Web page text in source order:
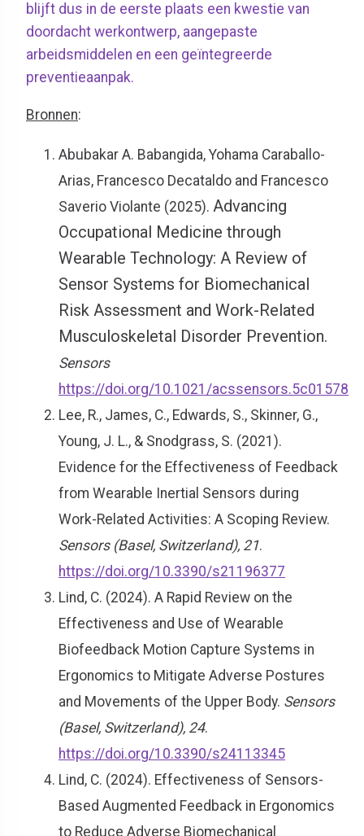
blijft dus in de eerste plaats een kwestie van
doordacht werkontwerp, aangepaste
arbeidsmiddelen en een geïntegreerde
preventieaanpak.
Bronnen:
Abubakar A. Babangida, Yohama Caraballo-
Arias, Francesco Decataldo and Francesco
Saverio Violante (2025). Advancing
Occupational Medicine through
Wearable Technology: A Review of
Sensor Systems for Biomechanical
Risk Assessment and Work-Related
Musculoskeletal Disorder Prevention.
Sensors
https://doi.org/10.1021/acssensors.5c01578
Lee, R., James, C., Edwards, S., Skinner, G.,
Young, J. L., & Snodgrass, S. (2021).
Evidence for the Effectiveness of Feedback
from Wearable Inertial Sensors during
Work-Related Activities: A Scoping Review.
Sensors (Basel, Switzerland), 21.
https://doi.org/10.3390/s21196377
Lind, C. (2024). A Rapid Review on the
Effectiveness and Use of Wearable
Biofeedback Motion Capture Systems in
Ergonomics to Mitigate Adverse Postures
and Movements of the Upper Body. Sensors
(Basel, Switzerland), 24.
https://doi.org/10.3390/s24113345
Lind, C. (2024). Effectiveness of Sensors-
Based Augmented Feedback in Ergonomics
to Reduce Adverse Biomechanical